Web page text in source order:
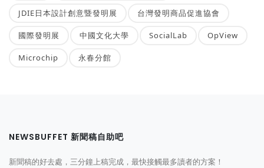
JDIE日本設計創意暨發明展 台灣發明商品促進協會
國際發明展 中國文化大學 SocialLab OpView
Microchip 永春分館
NEWSBUFFET 新聞稿自助吧
新聞稿的好去處，三分鐘上稿完成，最快接觸最多讀者的方案！